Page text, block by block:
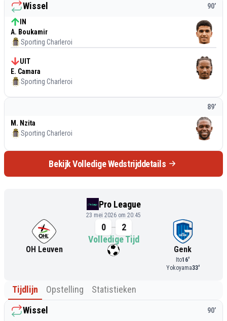
Wissel 90’
IN
A. Boukamir
Sporting Charleroi
UIT
E. Camara
Sporting Charleroi
89’
M. Nzita
Sporting Charleroi
Bekijk Volledige Wedstrijddetails
Pro League
23 mei 2026 om 20:45
OH Leuven
0
2
Volledige Tijd
Genk
Ito16'
Yokoyama33'
Tijdlijn Opstelling
Statistieken
Wissel
90’